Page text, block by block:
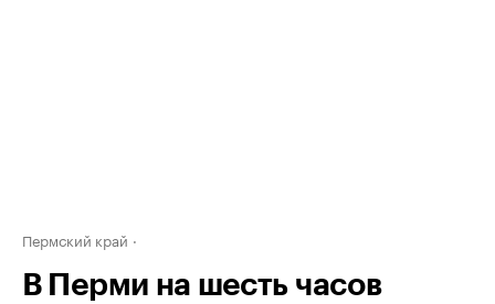
Пермский край
В Перми на шесть часов